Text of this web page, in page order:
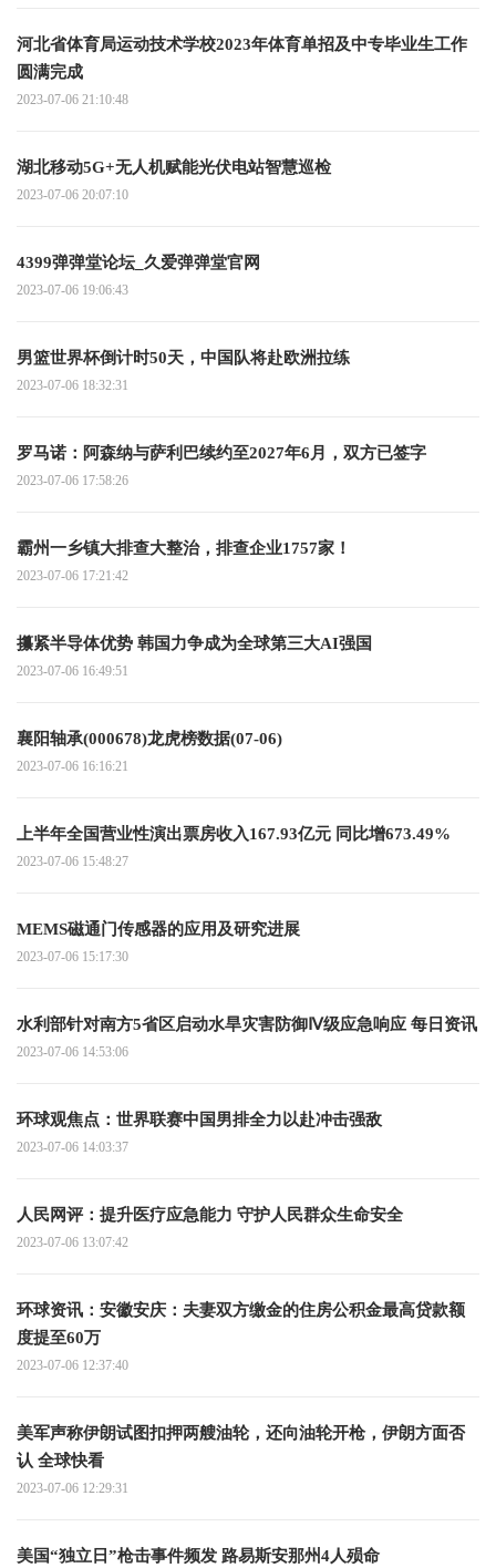
河北省体育局运动技术学校2023年体育单招及中专毕业生工作
圆满完成
2023-07-06 21:10:48
湖北移动5G+无人机赋能光伏电站智慧巡检
2023-07-06 20:07:10
4399弹弹堂论坛_久爱弹弹堂官网
2023-07-06 19:06:43
男篮世界杯倒计时50天，中国队将赴欧洲拉练
2023-07-06 18:32:31
罗马诺：阿森纳与萨利巴续约至2027年6月，双方已签字
2023-07-06 17:58:26
霸州一乡镇大排查大整治，排查企业1757家！
2023-07-06 17:21:42
攥紧半导体优势 韩国力争成为全球第三大AI强国
2023-07-06 16:49:51
襄阳轴承(000678)龙虎榜数据(07-06)
2023-07-06 16:16:21
上半年全国营业性演出票房收入167.93亿元 同比增673.49%
2023-07-06 15:48:27
MEMS磁通门传感器的应用及研究进展
2023-07-06 15:17:30
水利部针对南方5省区启动水旱灾害防御Ⅳ级应急响应 每日资讯
2023-07-06 14:53:06
环球观焦点：世界联赛中国男排全力以赴冲击强敌
2023-07-06 14:03:37
人民网评：提升医疗应急能力 守护人民群众生命安全
2023-07-06 13:07:42
环球资讯：安徽安庆：夫妻双方缴金的住房公积金最高贷款额
度提至60万
2023-07-06 12:37:40
美军声称伊朗试图扣押两艘油轮，还向油轮开枪，伊朗方面否
认 全球快看
2023-07-06 12:29:31
美国“独立日”枪击事件频发 路易斯安那州4人殒命